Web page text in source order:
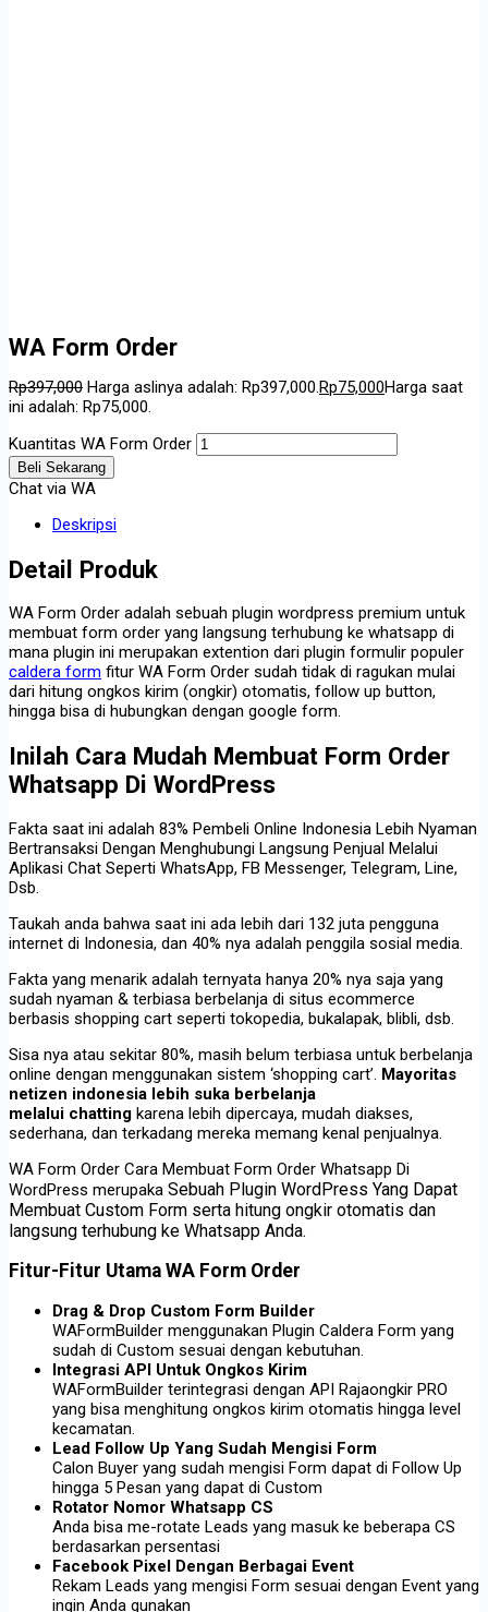
WA Form Order
Rp397,000 Harga aslinya adalah: Rp397,000.Rp75,000Harga saat
ini adalah: Rp75,000.
Kuantitas WA Form Order
Beli Sekarang
Chat via WA
Deskripsi
Detail Produk
WA Form Order adalah sebuah plugin wordpress premium untuk
membuat form order yang langsung terhubung ke whatsapp di
mana plugin ini merupakan extention dari plugin formulir populer
caldera form fitur WA Form Order sudah tidak di ragukan mulai
dari hitung ongkos kirim (ongkir) otomatis, follow up button,
hingga bisa di hubungkan dengan google form.
Inilah Cara Mudah Membuat Form Order
Whatsapp Di WordPress
Fakta saat ini adalah 83% Pembeli Online Indonesia Lebih Nyaman
Bertransaksi Dengan Menghubungi Langsung Penjual Melalui
Aplikasi Chat Seperti WhatsApp, FB Messenger, Telegram, Line,
Dsb.
Taukah anda bahwa saat ini ada lebih dari 132 juta pengguna
internet di Indonesia, dan 40% nya adalah penggila sosial media.
Fakta yang menarik adalah ternyata hanya 20% nya saja yang
sudah nyaman & terbiasa berbelanja di situs ecommerce
berbasis shopping cart seperti tokopedia, bukalapak, blibli, dsb.
Sisa nya atau sekitar 80%, masih belum terbiasa untuk berbelanja
online dengan menggunakan sistem ‘shopping cart’. Mayoritas
netizen indonesia lebih suka berbelanja
melalui chatting karena lebih dipercaya, mudah diakses,
sederhana, dan terkadang mereka memang kenal penjualnya.
WA Form Order Cara Membuat Form Order Whatsapp Di
WordPress merupaka Sebuah Plugin WordPress Yang Dapat
Membuat Custom Form serta hitung ongkir otomatis dan
langsung terhubung ke Whatsapp Anda.
Fitur-Fitur Utama WA Form Order
Drag & Drop Custom Form Builder
WAFormBuilder menggunakan Plugin Caldera Form yang
sudah di Custom sesuai dengan kebutuhan.
Integrasi API Untuk Ongkos Kirim
WAFormBuilder terintegrasi dengan API Rajaongkir PRO
yang bisa menghitung ongkos kirim otomatis hingga level
kecamatan.
Lead Follow Up Yang Sudah Mengisi Form
Calon Buyer yang sudah mengisi Form dapat di Follow Up
hingga 5 Pesan yang dapat di Custom
Rotator Nomor Whatsapp CS
Anda bisa me-rotate Leads yang masuk ke beberapa CS
berdasarkan persentasi
Facebook Pixel Dengan Berbagai Event
Rekam Leads yang mengisi Form sesuai dengan Event yang
ingin Anda gunakan